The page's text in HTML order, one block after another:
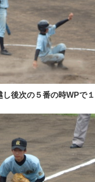
後次の５番の時WPで